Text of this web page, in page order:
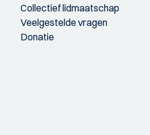
Collectief lidmaatschap
Veelgestelde vragen
Donatie